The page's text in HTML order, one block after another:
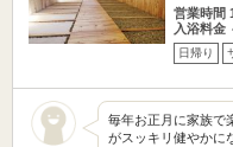
営業時間
入浴料金
日帰り
毎年お正月に家族で
がスッキリ健やかに